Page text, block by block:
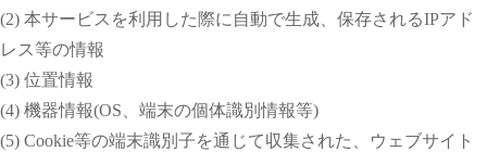
(2) 本サービスを利用した際に自動で生成、保存されるIPアド
レス等の情報
(3) 位置情報
(4) 機器情報(OS、端末の個体識別情報等)
(5) Cookie等の端末識別子を通じて収集された、ウェブサイト